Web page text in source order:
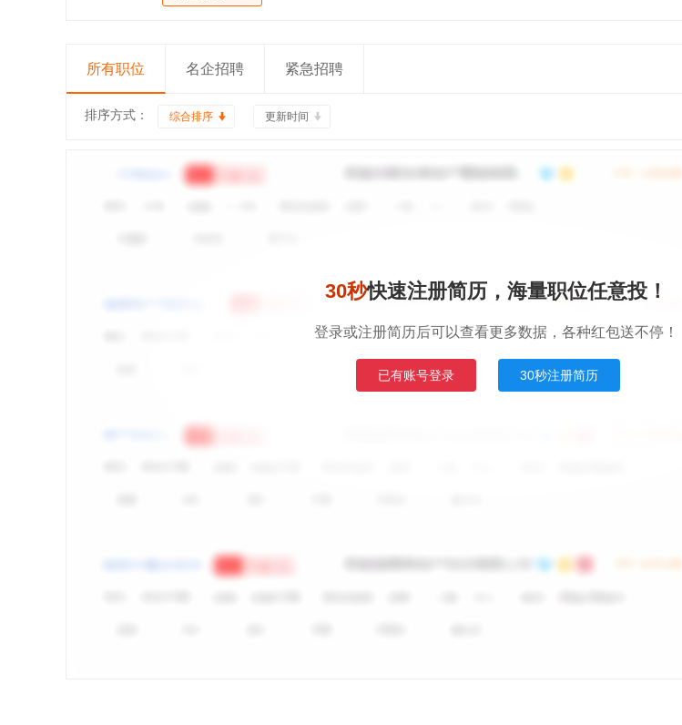
所有职位 名企招聘 紧急招聘
排序方式： 综合排序 更新时间
30秒快速注册简历，海量职位任意投！
登录或注册简历后可以查看更多数据，各种红包送不停！
已有账号登录 30秒注册简历